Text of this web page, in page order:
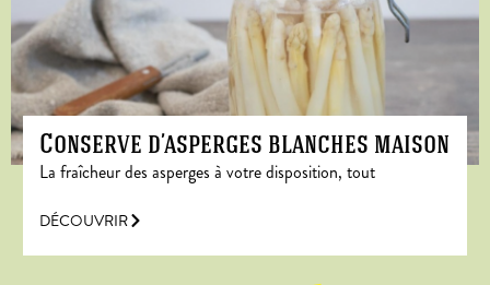
Conserve d’asperges blanches maison
La fraîcheur des asperges à votre disposition, tout
DÉCOUVRIR